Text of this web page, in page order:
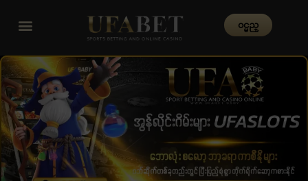
၀င္မည္